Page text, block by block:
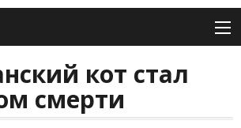
кот стал
смерти